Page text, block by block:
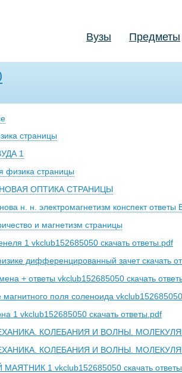
Вузы Предметы
страницы
1
физика страницы
ОПТИКА СТРАНИЦЫ
н. н. электромагнетизм конспект
и магнетизм страницы
1 vkclub152685050 скачать ответы.pdf
дифференцированный зачет скачать
+ ответы vkclub152685050 скачать
магнитного поля соленоида
1 vkclub152685050 скачать ответы.pdf
КОЛЕБАНИЯ И ВОЛНЫ.
КОЛЕБАНИЯ И ВОЛНЫ.
1 vkclub152685050 скачать